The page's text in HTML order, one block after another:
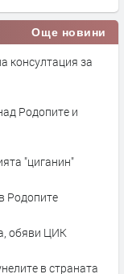
Още новини
консултация за
Родопите и
"циганин"
Родопите
обяви ЦИК
в страната